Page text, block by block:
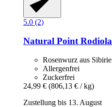
5.0 (2)
Natural Point
Rosenwurz aus
Allergenfrei
Zuckerfrei
24,99 € (806,13 € / kg)
Zustellung bis 13. August